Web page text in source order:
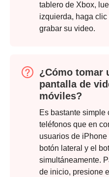
Paso 3.
tablero de Xbox,
izquierda, haga
grabar su video.
¿Cómo tomar
pantalla de
móviles?
Es bastante simple
teléfonos que en
usuarios de iPhone
botón lateral y el
simultáneamente.
de inicio, presione